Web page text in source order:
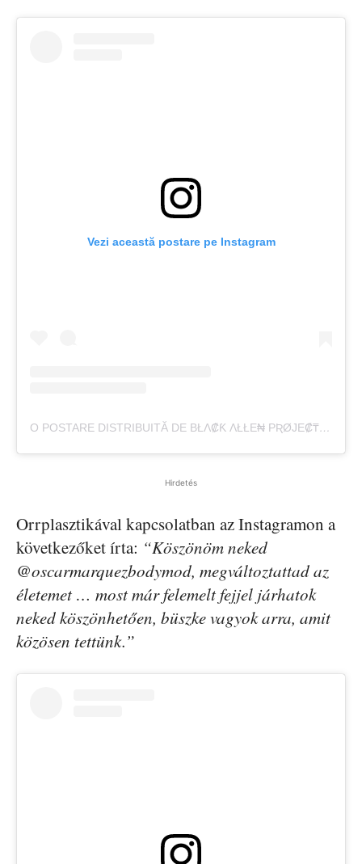
Vezi această postare pe Instagram
O POSTARE DISTRIBUITĂ DE BŁΛ₡Ƙ ΛŁŁE₦ PƦØJE₡₸ EVØŁU₸ŁØ₦🚷 (@THE_BLACK_ALIEN_PROJECT)
Hirdetés
Orrplasztikával kapcsolatban az Instagramon a
következőket írta: “Köszönöm neked
@oscarmarquezbodymod, megváltoztattad az
életemet … most már felemelt fejjel járhatok
neked köszönhetően, büszke vagyok arra, amit
közösen tettünk.”